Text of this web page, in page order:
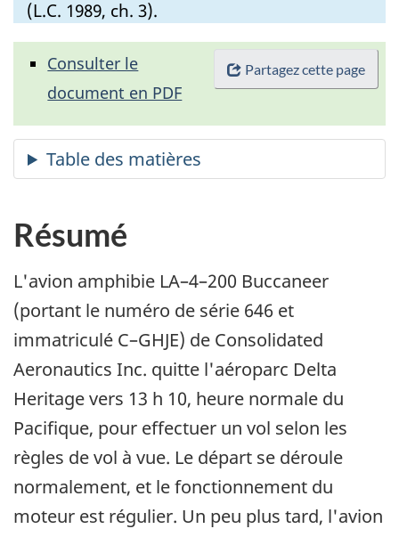
(L.C. 1989, ch. 3).
Partagez cette page
Consulter le
document en PDF
Résumé
L'avion amphibie LA–4–200 Buccaneer
(portant le numéro de série 646 et
immatriculé C–GHJE) de Consolidated
Aeronautics Inc. quitte l'aéroparc Delta
Heritage vers 13 h 10, heure normale du
Pacifique, pour effectuer un vol selon les
règles de vol à vue. Le départ se déroule
normalement, et le fonctionnement du
moteur est régulier. Un peu plus tard, l'avion